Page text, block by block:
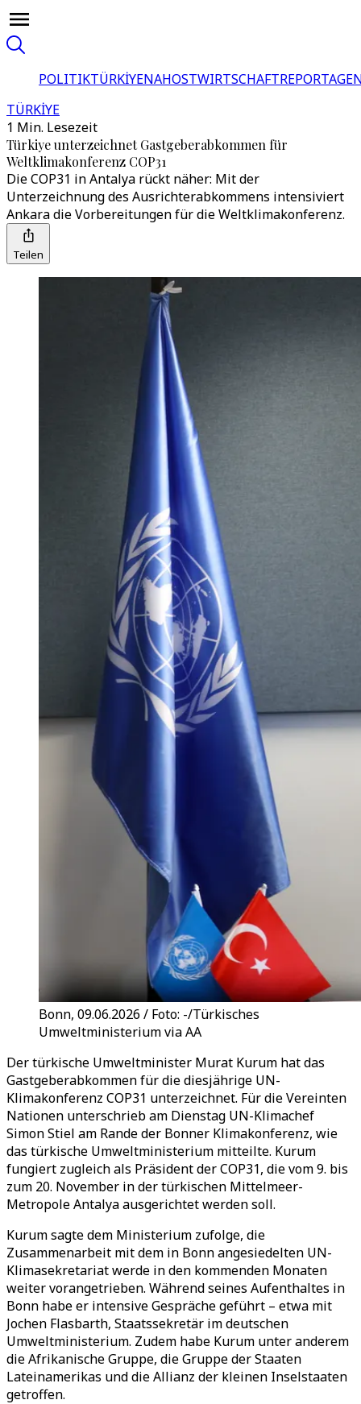
POLITIKTÜRKİYENAHOSTWIRTSCHAFT
TÜRKİYE
1 Min. Lesezeit
Türkiye unterzeichnet Gastgeberabkommen für
Weltklimakonferenz COP31
Die COP31 in Antalya rückt näher: Mit der
Unterzeichnung des Ausrichterabkommens intensiviert
Ankara die Vorbereitungen für die Weltklimakonferenz.
Teilen
Bonn, 09.06.2026 / Foto: -/Türkisches
Umweltministerium via AA
Der türkische Umweltminister Murat Kurum hat das
Gastgeberabkommen für die diesjährige UN-
Klimakonferenz COP31 unterzeichnet. Für die Vereinten
Nationen unterschrieb am Dienstag UN-Klimachef
Simon Stiel am Rande der Bonner Klimakonferenz, wie
das türkische Umweltministerium mitteilte. Kurum
fungiert zugleich als Präsident der COP31, die vom 9. bis
zum 20. November in der türkischen Mittelmeer-
Metropole Antalya ausgerichtet werden soll.
Kurum sagte dem Ministerium zufolge, die
Zusammenarbeit mit dem in Bonn angesiedelten UN-
Klimasekretariat werde in den kommenden Monaten
weiter vorangetrieben. Während seines Aufenthaltes in
Bonn habe er intensive Gespräche geführt – etwa mit
Jochen Flasbarth, Staatssekretär im deutschen
Umweltministerium. Zudem habe Kurum unter anderem
die Afrikanische Gruppe, die Gruppe der Staaten
Lateinamerikas und die Allianz der kleinen Inselstaaten
getroffen.